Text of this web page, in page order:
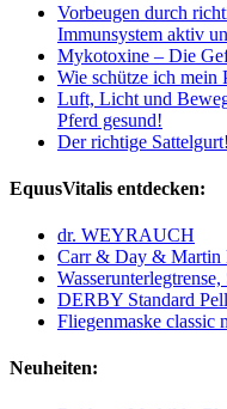
Vorbeugen durch
Immunsystem aktiv
Mykotoxine – Die
Wie schütze ich mein
Luft, Licht und
Pferd gesund!
Der richtige Sattelgurt!
EquusVitalis entdecken:
dr. WEYRAUCH
Carr & Day & Martin
DERBY Standard
Fliegenmaske classic
Neuheiten: